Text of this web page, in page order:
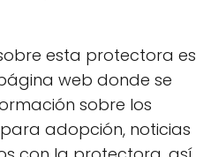
esta protectora es
web donde se
sobre los
adopción, noticias